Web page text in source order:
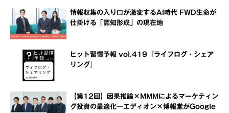
情報収集の入り口が激変するAI時代 FWD生命が
仕掛ける「認知形成」の現在地
ヒット習慣予報 vol.419『ライフログ・シェア
リング』
【第12回】因果推論×MMMによるマーケティン
グ投資の最適化―エディオン×博報堂がGoogle